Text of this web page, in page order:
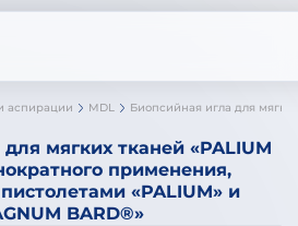
аспирации MDL
мягких тканей «PALIUM
применения,
«PALIUM» и
BARD®»